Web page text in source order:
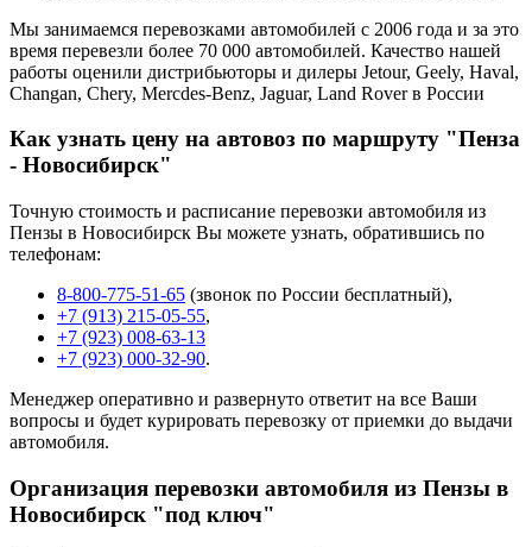
Мы занимаемся перевозками автомобилей с 2006 года и за это
время перевезли более 70 000 автомобилей. Качество нашей
работы оценили дистрибьюторы и дилеры Jetour, Geely, Haval,
Changan, Chery, Mercdes-Benz, Jaguar, Land Rover в России
Как узнать цену на автовоз по маршруту "Пенза
- Новосибирск"
Точную стоимость и расписание перевозки автомобиля из
Пензы в Новосибирск Вы можете узнать, обратившись по
телефонам:
8-800-775-51-65 (звонок по России бесплатный),
+7 (913) 215-05-55,
+7 (923) 008-63-13
+7 (923) 000-32-90.
Менеджер оперативно и развернуто ответит на все Ваши
вопросы и будет курировать перевозку от приемки до выдачи
автомобиля.
Организация перевозки автомобиля из Пензы в
Новосибирск "под ключ"